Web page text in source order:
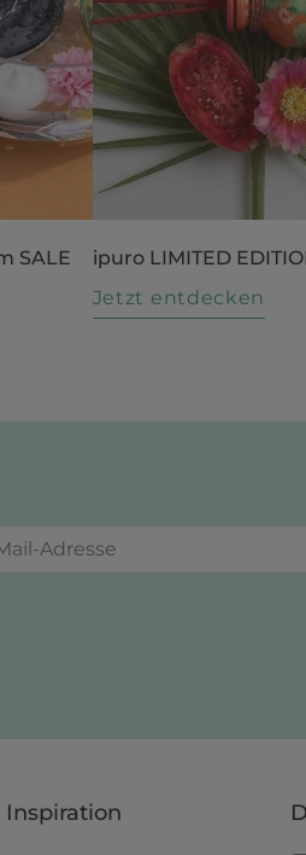
SALE
ipuro LIMITED
Jetzt entdecken